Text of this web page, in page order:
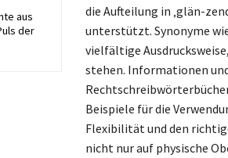
aus
der
die Aufteilung in ‚glän-
unterstützt. Synonyme
vielfältige
stehen. Informationen
Beispiele für die
Flexibilität und den
nicht nur auf physische